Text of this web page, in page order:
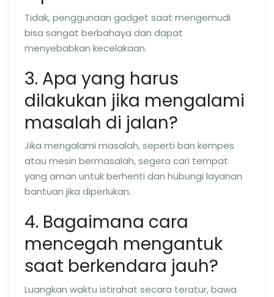
Tidak, penggunaan gadget saat mengemudi
bisa sangat berbahaya dan dapat
menyebabkan kecelakaan.
3. Apa yang harus
dilakukan jika mengalami
masalah di jalan?
Jika mengalami masalah, seperti ban kempes
atau mesin bermasalah, segera cari tempat
yang aman untuk berhenti dan hubungi layanan
bantuan jika diperlukan.
4. Bagaimana cara
mencegah mengantuk
saat berkendara jauh?
Luangkan waktu istirahat secara teratur, bawa